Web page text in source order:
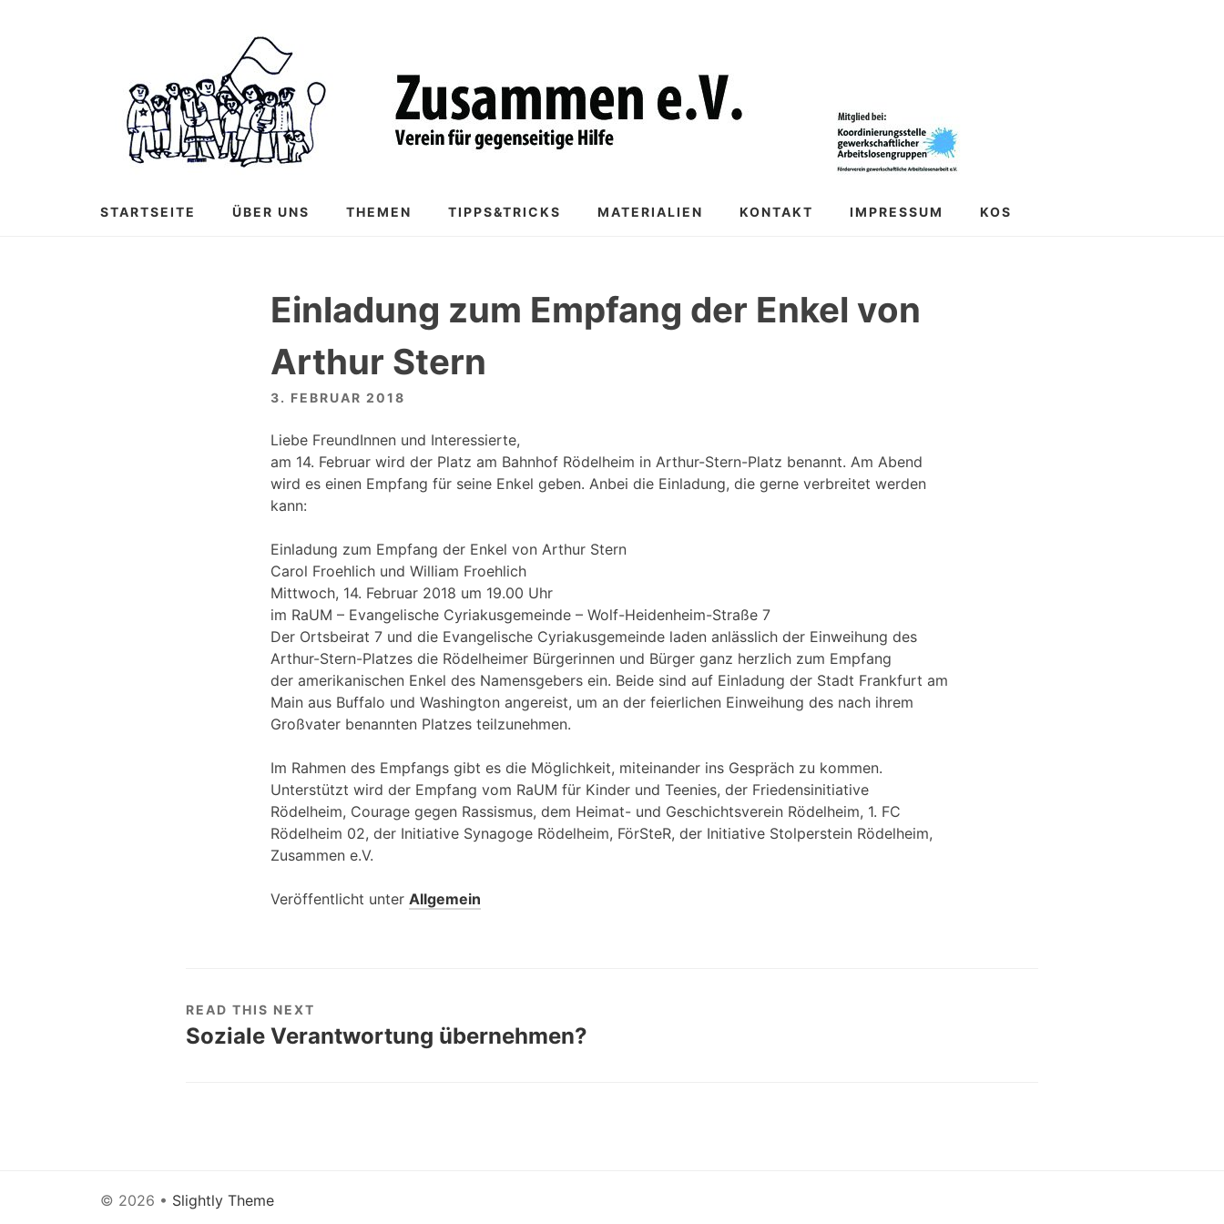
STARTSEITE ÜBER UNS THEMEN TIPPS&TRICKS MATERIALIEN KONTAKT IMPRESSUM KOS
Einladung zum Empfang der Enkel von
Arthur Stern
3. FEBRUAR 2018
Liebe FreundInnen und Interessierte,
am 14. Februar wird der Platz am Bahnhof Rödelheim in Arthur-Stern-Platz benannt. Am Abend
wird es einen Empfang für seine Enkel geben. Anbei die Einladung, die gerne verbreitet werden
kann:
Einladung zum Empfang der Enkel von Arthur Stern
Carol Froehlich und William Froehlich
Mittwoch, 14. Februar 2018 um 19.00 Uhr
im RaUM – Evangelische Cyriakusgemeinde – Wolf-Heidenheim-Straße 7
Der Ortsbeirat 7 und die Evangelische Cyriakusgemeinde laden anlässlich der Einweihung des
Arthur-Stern-Platzes die Rödelheimer Bürgerinnen und Bürger ganz herzlich zum Empfang
der amerikanischen Enkel des Namensgebers ein. Beide sind auf Einladung der Stadt Frankfurt am
Main aus Buffalo und Washington angereist, um an der feierlichen Einweihung des nach ihrem
Großvater benannten Platzes teilzunehmen.
Im Rahmen des Empfangs gibt es die Möglichkeit, miteinander ins Gespräch zu kommen.
Unterstützt wird der Empfang vom RaUM für Kinder und Teenies, der Friedensinitiative
Rödelheim, Courage gegen Rassismus, dem Heimat- und Geschichtsverein Rödelheim, 1. FC
Rödelheim 02, der Initiative Synagoge Rödelheim, FörSteR, der Initiative Stolperstein Rödelheim,
Zusammen e.V.
Veröffentlicht unterAllgemein
READ THIS NEXT
Soziale Verantwortung übernehmen?
© 2026 • Slightly Theme